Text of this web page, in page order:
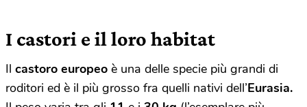
I castori e il loro habitat
Il castoro europeo è una delle specie più grandi di
roditori ed è il più grosso fra quelli nativi dell’Eurasia.